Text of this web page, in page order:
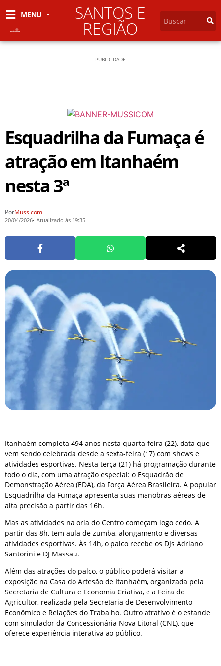
MENU SANTOS E
REGIÃO
PUBLICIDADE
Esquadrilha da Fumaça é
atração em Itanhaém
nesta 3ª
PorMussicom
20/04/2026 Atualizado às 19:35
Itanhaém completa 494 anos nesta quarta-feira (22), data que
vem sendo celebrada desde a sexta-feira (17) com shows e
atividades esportivas. Nesta terça (21) há programação durante
todo o dia, com uma atração especial: o Esquadrão de
Demonstração Aérea (EDA), da Força Aérea Brasileira. A popular
Esquadrilha da Fumaça apresenta suas manobras aéreas de
alta precisão a partir das 16h.
Mas as atividades na orla do Centro começam logo cedo. A
partir das 8h, tem aula de zumba, alongamento e diversas
atividades esportivas. Às 14h, o palco recebe os DJs Adriano
Santorini e DJ Massau.
Além das atrações do palco, o público poderá visitar a
exposição na Casa do Artesão de Itanhaém, organizada pela
Secretaria de Cultura e Economia Criativa, e a Feira do
Agricultor, realizada pela Secretaria de Desenvolvimento
Econômico e Relações do Trabalho. Outro atrativo é o estande
com simulador da Concessionária Nova Litoral (CNL), que
oferece experiência interativa ao público.